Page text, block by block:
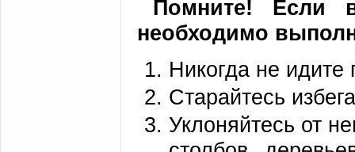
Помните! Если
необходимо
Никогда не идите
Старайтесь
Уклоняйтесь от